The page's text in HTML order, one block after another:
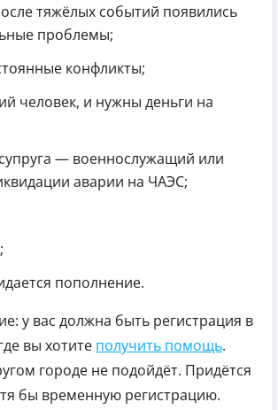
тяжёлых событий появились
проблемы;
конфликты;
человек, и нужны деньги на
— военнослужащий или
аварии на ЧАЭС;
пополнение.
у вас должна быть регистрация в
вы хотите получить помощь.
городе не подойдёт. Придётся
бы временную регистрацию.